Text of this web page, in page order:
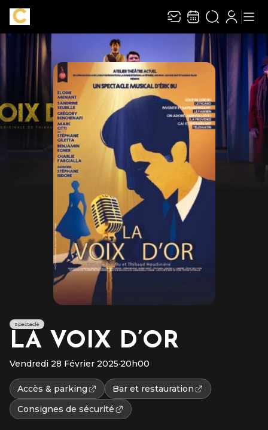
Recevez toute l’actualité en vous abonnant à
notre newsletter :
ENVOYER
Rivaj Group traite votre adresse électronique pour la gestion de votre
abonnement à la newsletter de
La Chaudronnerie
. Vous pouvez retirer votre
consentement à tout moment. Pour en savoir plus, consultez notre
politique de
protection des données
Spectacle
LA VOIX D’OR
Vendredi 28 Février 2025·20h00
Accès & parking
Bar et restauration
Consignes de sécurité